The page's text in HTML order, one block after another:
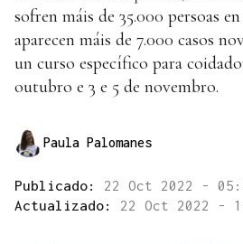
sofren máis de 35.000 persoas
aparecen máis de 7.000 casos
un curso específico para
outubro e 3 e 5 de novembro.
Paula Palomanes
Publicado: 22 Oct 2022 -
Actualizado: 22 Oct 2022 -